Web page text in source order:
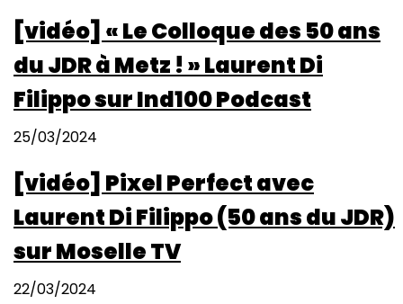
[vidéo] « Le Colloque des 50 ans
du JDR à Metz ! » Laurent Di
Filippo sur Ind100 Podcast
25/03/2024
[vidéo] Pixel Perfect avec
Laurent Di Filippo (50 ans du JDR)
sur Moselle TV
22/03/2024